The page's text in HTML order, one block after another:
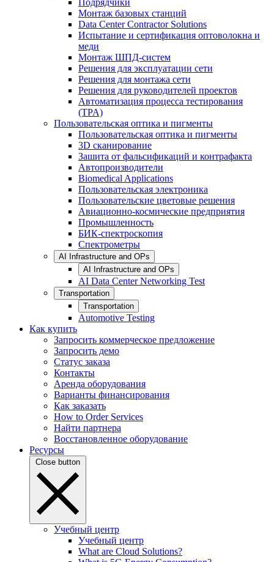
Подрядчики
Монтаж базовых станций
Data Center Contractor Solutions
Испытание и сертификация оптоволокна и
меди
Монтаж ШПД-систем
Решения для эксплуатации сети
Решения для монтажа сети
Решения для руководителей проектов
Автоматизация процесса тестирования
(TPA)
Пользовательская оптика и пигменты
Пользовательская оптика и пигменты
3D сканирование
Зашита от фальсификаций и контрафакта
Автопроизводители
Biomedical Applications
Пользовательская электроника
Пользовательские цветовые решения
Авиационно-космические предприятия
Промышленность
БИК-спектроскопия
Спектрометры
AI Infrastructure and OPs
AI Infrastructure and OPs
AI Data Center Networking Test
Transportation
Transportation
Automotive Testing
Как купить
Запросить коммерческое предложение
Запросить демо
Статус заказа
Контакты
Аренда оборудования
Варианты финансирования
Как заказать
How to Order Services
Найти партнера
Восстановленное оборудование
Ресурсы
Close button
Учебный центр
Учебный центр
What are Cloud Solutions?